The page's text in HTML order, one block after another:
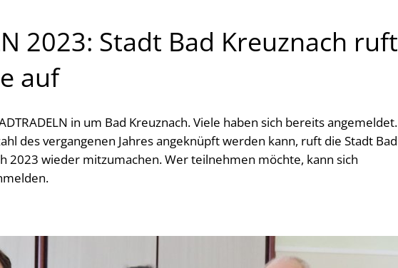
2023: Stadt Bad Kreuznach ruft
auf
in um Bad Kreuznach. Viele haben sich bereits angemeldet.
des vergangenen Jahres angeknüpft werden kann, ruft die Stadt Bad
2023 wieder mitzumachen. Wer teilnehmen möchte, kann sich